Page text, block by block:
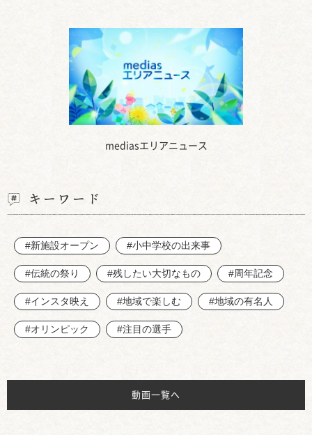
mediasエリアニュース
キーワード
#新施設オープン #小中学校の出来事
#伝統の祭り #残したい大切なもの #周年記念
#インスタ映え #地域で楽しむ #地域の有名人
#オリンピック #注目の選手
動画一覧へ